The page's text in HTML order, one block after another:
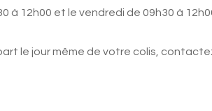
à 12h00 et le vendredi de 09h30 à
le jour même de votre colis,